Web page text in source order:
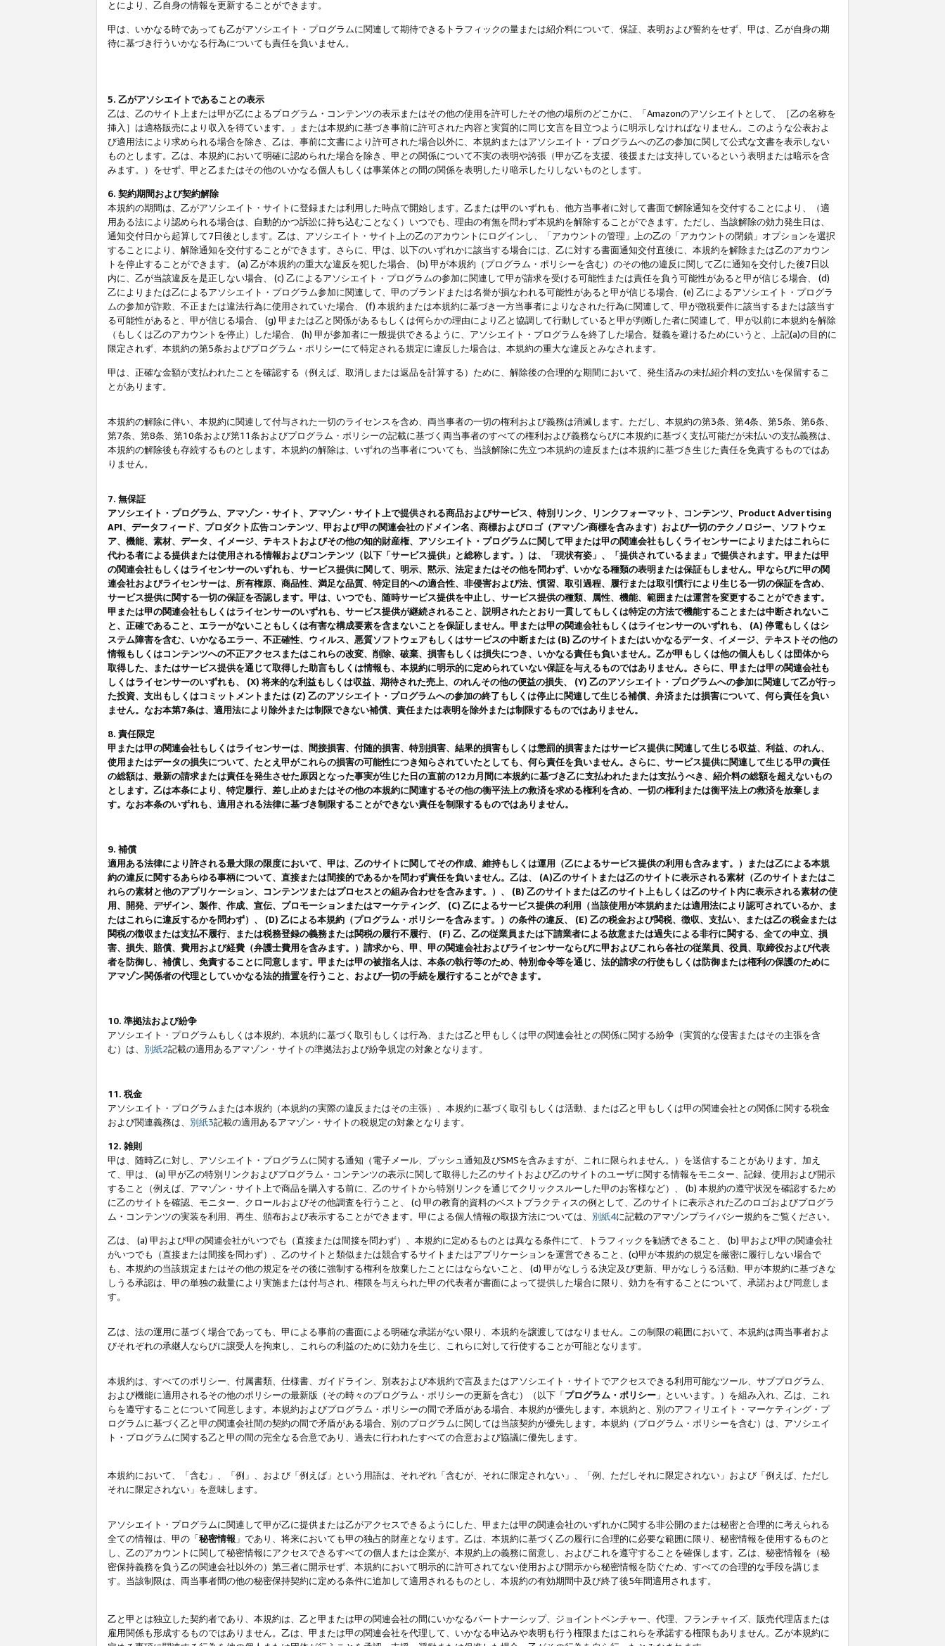
とにより、乙自身の情報を更新することができます。
甲は、いかなる時であっても乙がアソシエイト・プログラムに関連して期待できるトラフィックの量または紹介料について、保証、表明および誓約をせず、甲は、乙が自身の期
待に基づき行ういかなる行為についても責任を負いません。
5. 乙がアソシエイトであることの表示
乙は、乙のサイト上または甲が乙によるプログラム・コンテンツの表示またはその他の使用を許可したその他の場所のどこかに、「Amazonのアソシエイトとして、［乙の名称を
挿入］は適格販売により収入を得ています。」または本規約に基づき事前に許可された内容と実質的に同じ文言を目立つように明示しなければなりません。このような公表およ
び適用法により求められる場合を除き、乙は、事前に文書により許可された場合以外に、本規約またはアソシエイト・プログラムへの乙の参加に関して公式な文書を表示しない
ものとします。乙は、本規約において明確に認められた場合を除き、甲との関係について不実の表明や誇張（甲が乙を支援、後援または支持しているという表明または暗示を含
みます。）をせず、甲と乙またはその他のいかなる個人もしくは事業体との間の関係を表明したり暗示したりしないものとします。
6. 契約期間および契約解除
本規約の期間は、乙がアソシエイト・サイトに登録または利用した時点で開始します。乙または甲のいずれも、他方当事者に対して書面で解除通知を交付することにより、（適
用ある法により認められる場合は、自動的かつ訴訟に持ち込むことなく）いつでも、理由の有無を問わず本規約を解除することができます。ただし、当該解除の効力発生日は、
通知交付日から起算して7日後とします。乙は、アソシエイト・サイト上の乙のアカウントにログインし、「アカウントの管理」上の乙の「アカウントの閉鎖」オプションを選択
することにより、解除通知を交付することができます。さらに、甲は、以下のいずれかに該当する場合には、乙に対する書面通知交付直後に、本規約を解除または乙のアカウン
トを停止することができます。 (a) 乙が本規約の重大な違反を犯した場合、 (b) 甲が本規約（プログラム・ポリシーを含む）のその他の違反に関して乙に通知を交付した後7日以
内に、乙が当該違反を是正しない場合、 (c) 乙によるアソシエイト・プログラムの参加に関連して甲が請求を受ける可能性または責任を負う可能性があると甲が信じる場合、 (d)
乙によりまたは乙によるアソシエイト・プログラム参加に関連して、甲のブランドまたは名誉が損なわれる可能性があると甲が信じる場合、(e) 乙によるアソシエイト・プログラ
ムの参加が詐欺、不正または違法行為に使用されていた場合、 (f) 本規約または本規約に基づき一方当事者によりなされた行為に関連して、甲が徴税要件に該当するまたは該当す
る可能性があると、甲が信じる場合、 (g) 甲または乙と関係があるもしくは何らかの理由により乙と協調して行動していると甲が判断した者に関連して、甲が以前に本規約を解除
（もしくは乙のアカウントを停止）した場合、 (h) 甲が参加者に一般提供できるように、アソシエイト・プログラムを終了した場合。疑義を避けるためにいうと、上記(a)の目的に
限定されず、本規約の第5条およびプログラム・ポリシーにて特定される規定に違反した場合は、本規約の重大な違反とみなされます。
甲は、正確な金額が支払われたことを確認する（例えば、取消しまたは返品を計算する）ために、解除後の合理的な期間において、発生済みの未払紹介料の支払いを保留するこ
とがあります。
本規約の解除に伴い、本規約に関連して付与された一切のライセンスを含め、両当事者の一切の権利および義務は消滅します。ただし、本規約の第3条、第4条、第5条、第6条、
第7条、第8条、第10条および第11条およびプログラム・ポリシーの記載に基づく両当事者のすべての権利および義務ならびに本規約に基づく支払可能だが未払いの支払義務は、
本規約の解除後も存続するものとします。本規約の解除は、いずれの当事者についても、当該解除に先立つ本規約の違反または本規約に基づき生じた責任を免責するものではあ
りません。
7. 無保証
アソシエイト・プログラム、アマゾン・サイト、アマゾン・サイト上で提供される商品およびサービス、特別リンク、リンクフォーマット、コンテンツ、Product Advertising
API、データフィード、プロダクト広告コンテンツ、甲および甲の関連会社のドメイン名、商標およびロゴ（アマゾン商標を含みます）および一切のテクノロジー、ソフトウェ
ア、機能、素材、データ、イメージ、テキストおよびその他の知的財産権、アソシエイト・プログラムに関して甲または甲の関連会社もしくライセンサーによりまたはこれらに
代わる者による提供または使用される情報およびコンテンツ（以下「サービス提供」と総称します。）は、「現状有姿」、「提供されているまま」で提供されます。甲または甲
の関連会社もしくはライセンサーのいずれも、サービス提供に関して、明示、黙示、法定またはその他を問わず、いかなる種類の表明または保証もしません。甲ならびに甲の関
連会社およびライセンサーは、所有権原、商品性、満足な品質、特定目的への適合性、非侵害および法、慣習、取引過程、履行または取引慣行により生じる一切の保証を含め、
サービス提供に関する一切の保証を否認します。甲は、いつでも、随時サービス提供を中止し、サービス提供の種類、属性、機能、範囲または運営を変更することができます。
甲または甲の関連会社もしくはライセンサーのいずれも、サービス提供が継続されること、説明されたとおり一貫してもしくは特定の方法で機能することまたは中断されないこ
と、正確であること、エラーがないこともしくは有害な構成要素を含まないことを保証しません。甲または甲の関連会社もしくはライセンサーのいずれも、 (A) 停電もしくはシ
ステム障害を含む、いかなるエラー、不正確性、ウィルス、悪質ソフトウェアもしくはサービスの中断または (B) 乙のサイトまたはいかなるデータ、イメージ、テキストその他の
情報もしくはコンテンツへの不正アクセスまたはこれらの改変、削除、破棄、損害もしくは損失につき、いかなる責任も負いません。乙が甲もしくは他の個人もしくは団体から
取得した、またはサービス提供を通じて取得した助言もしくは情報も、本規約に明示的に定められていない保証を与えるものではありません。さらに、甲または甲の関連会社も
しくはライセンサーのいずれも、 (X) 将来的な利益もしくは収益、期待された売上、のれんその他の便益の損失、 (Y) 乙のアソシエイト・プログラムへの参加に関連して乙が行っ
た投資、支出もしくはコミットメントまたは (Z) 乙のアソシエイト・プログラムへの参加の終了もしくは停止に関連して生じる補償、弁済または損害について、何ら責任を負い
ません。なお本第7条は、適用法により除外または制限できない補償、責任または表明を除外または制限するものではありません。
8. 責任限定
甲または甲の関連会社もしくはライセンサーは、間接損害、付随的損害、特別損害、結果的損害もしくは懲罰的損害またはサービス提供に関連して生じる収益、利益、のれん、
使用またはデータの損失について、たとえ甲がこれらの損害の可能性につき知らされていたとしても、何ら責任を負いません。さらに、サービス提供に関連して生じる甲の責任
の総額は、最新の請求または責任を発生させた原因となった事実が生じた日の直前の12カ月間に本規約に基づき乙に支払われたまたは支払うべき、紹介料の総額を超えないもの
とします。乙は本条により、特定履行、差し止めまたはその他の本規約に関連するその他の衡平法上の救済を求める権利を含め、一切の権利または衡平法上の救済を放棄しま
す。なお本条のいずれも、適用される法律に基づき制限することができない責任を制限するものではありません。
9. 補償
適用ある法律により許される最大限の限度において、甲は、乙のサイトに関してその作成、維持もしくは運用（乙によるサービス提供の利用も含みます。）または乙による本規
約の違反に関するあらゆる事柄について、直接または間接的であるかを問わず責任を負いません。乙は、 (A)乙のサイトまたは乙のサイトに表示される素材（乙のサイトまたはこ
れらの素材と他のアプリケーション、コンテンツまたはプロセスとの組み合わせを含みます。）、 (B) 乙のサイトまたは乙のサイト上もしくは乙のサイト内に表示される素材の使
用、開発、デザイン、製作、作成、宣伝、プロモーションまたはマーケティング、 (C) 乙によるサービス提供の利用（当該使用が本規約または適用法により認可されているか、ま
たはこれらに違反するかを問わず）、 (D) 乙による本規約（プログラム・ポリシーを含みます。）の条件の違反、 (E) 乙の税金および関税、徴収、支払い、または乙の税金または
関税の徴収または支払不履行、または税務登録の義務または関税の履行不履行、 (F) 乙、乙の従業員または下請業者による故意または過失による非行に関する、全ての申立、損
害、損失、賠償、費用および経費（弁護士費用を含みます。）請求から、甲、甲の関連会社およびライセンサーならびに甲およびこれら各社の従業員、役員、取締役および代表
者を防御し、補償し、免責することに同意します。甲または甲の被指名人は、本条の執行等のため、特別命令等を通じ、法的請求の行使もしくは防御または権利の保護のために
アマゾン関係者の代理としていかなる法的措置を行うこと、および一切の手続を履行することができます。
10. 準拠法および紛争
アソシエイト・プログラムもしくは本規約、本規約に基づく取引もしくは行為、または乙と甲もしくは甲の関連会社との関係に関する紛争（実質的な侵害またはその主張を含
む）は、 別紙2記載の適用あるアマゾン・サイトの準拠法および紛争規定の対象となります。
11. 税金
アソシエイト・プログラムまたは本規約（本規約の実際の違反またはその主張）、本規約に基づく取引もしくは活動、または乙と甲もしくは甲の関連会社との関係に関する税金
および関連義務は、 別紙3記載の適用あるアマゾン・サイトの税規定の対象となります。
12. 雑則
甲は、随時乙に対し、アソシエイト・プログラムに関する通知（電子メール、プッシュ通知及びSMSを含みますが、これに限られません。）を送信することがあります。加え
て、甲は、 (a) 甲が乙の特別リンクおよびプログラム・コンテンツの表示に関して取得した乙のサイトおよび乙のサイトのユーザに関する情報をモニター、記録、使用および開示
すること（例えば、アマゾン・サイト上で商品を購入する前に、乙のサイトから特別リンクを通じてクリックスルーした甲のお客様など）、 (b) 本規約の遵守状況を確認するため
に乙のサイトを確認、モニター、クロールおよびその他調査を行うこと、 (c) 甲の教育的資料のベストプラクティスの例として、乙のサイトに表示された乙のロゴおよびプログラ
ム・コンテンツの実装を利用、再生、頒布および表示することができます。甲による個人情報の取扱方法については、 別紙4に記載のアマゾンプライバシー規約をご覧ください。
乙は、 (a) 甲および甲の関連会社がいつでも（直接または間接を問わず）、本規約に定めるものとは異なる条件にて、トラフィックを勧誘できること、 (b) 甲および甲の関連会社
がいつでも（直接または間接を問わず）、乙のサイトと類似または競合するサイトまたはアプリケーションを運営できること、(c)甲が本規約の規定を厳密に履行しない場合で
も、本規約の当該規定またはその他の規定をその後に強制する権利を放棄したことにはならないこと、 (d) 甲がなしうる決定及び更新、甲がなしうる活動、甲が本規約に基づきな
しうる承認は、甲の単独の裁量により実施または付与され、権限を与えられた甲の代表者が書面によって提供した場合に限り、効力を有することについて、承諾および同意しま
す。
乙は、法の運用に基づく場合であっても、甲による事前の書面による明確な承諾がない限り、本規約を譲渡してはなりません。この制限の範囲において、本規約は両当事者およ
びそれぞれの承継人ならびに譲受人を拘束し、これらの利益のために効力を生じ、これらに対して行使することが可能となります。
本規約は、すべてのポリシー、付属書類、仕様書、ガイドライン、別表および本規約で言及またはアソシエイト・サイトでアクセスできる利用可能なツール、サブプログラム、
および機能に適用されるその他のポリシーの最新版（その時々のプログラム・ポリシーの更新を含む）（以下「プログラム・ポリシー 」といいます。）を組み入れ、乙は、これ
らを遵守することについて同意します。本規約およびプログラム・ポリシーの間で矛盾がある場合、本規約が優先します。本規約と、別のアフィリエイト・マーケティング・プ
ログラムに基づく乙と甲の関連会社間の契約の間で矛盾がある場合、別のプログラムに関しては当該契約が優先します。本規約（プログラム・ポリシーを含む）は、アソシエイ
ト・プログラムに関する乙と甲の間の完全なる合意であり、過去に行われたすべての合意および協議に優先します。
本規約において、「含む」、「例」、および「例えば」という用語は、それぞれ「含むが、それに限定されない」、「例、ただしそれに限定されない」および「例えば、ただし
それに限定されない」を意味します。
アソシエイト・プログラムに関連して甲が乙に提供または乙がアクセスできるようにした、甲または甲の関連会社のいずれかに関する非公開のまたは秘密と合理的に考えられる
全ての情報は、甲の「秘密情報 」であり、将来においても甲の独占的財産となります。乙は、本規約に基づく乙の履行に合理的に必要な範囲に限り、秘密情報を使用するものと
し、乙のアカウントに関して秘密情報にアクセスできるすべての個人または企業が、本規約上の義務に留意し、およびこれを遵守することを確保します。乙は、秘密情報を（秘
密保持義務を負う乙の関連会社以外の）第三者に開示せず、本規約において明示的に許可されてない使用および開示から秘密情報を防ぐため、すべての合理的な手段を講じま
す。当該制限は、両当事者間の他の秘密保持契約に定める条件に追加して適用されるものとし、本規約の有効期間中及び終了後5年間適用されます。
乙と甲とは独立した契約者であり、本規約は、乙と甲または甲の関連会社の間にいかなるパートナーシップ、ジョイントベンチャー、代理、フランチャイズ、販売代理店または
雇用関係も形成するものではありません。乙は、甲または甲の関連会社を代理して、いかなる申込みや表明も行う権限またはこれらを承諾する権限もありません。乙が本規約に